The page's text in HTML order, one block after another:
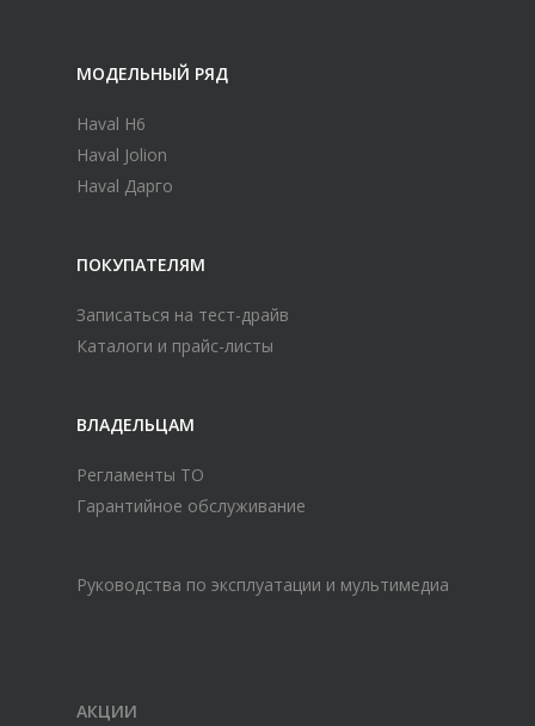
МОДЕЛЬНЫЙ РЯД
Haval H6
Haval Jolion
Haval Дарго
ПОКУПАТЕЛЯМ
Записаться на тест-драйв
Каталоги и прайс-листы
ВЛАДЕЛЬЦАМ
Регламенты ТО
Гарантийное обслуживание
Руководства по эксплуатации и мультимедиа
АКЦИИ